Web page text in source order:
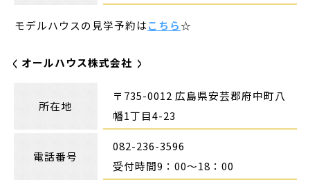
モデルハウスの見学予約はこちら☆
オールハウス株式会社
所在地
〒735-0012 広島県安芸郡府中町八
幡1丁目4-23
電話番号
082-236-3596
受付時間9：00～18：00